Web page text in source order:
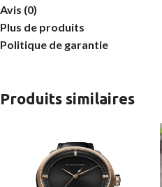
Avis (0)
Plus de produits
Politique de garantie
Produits similaires